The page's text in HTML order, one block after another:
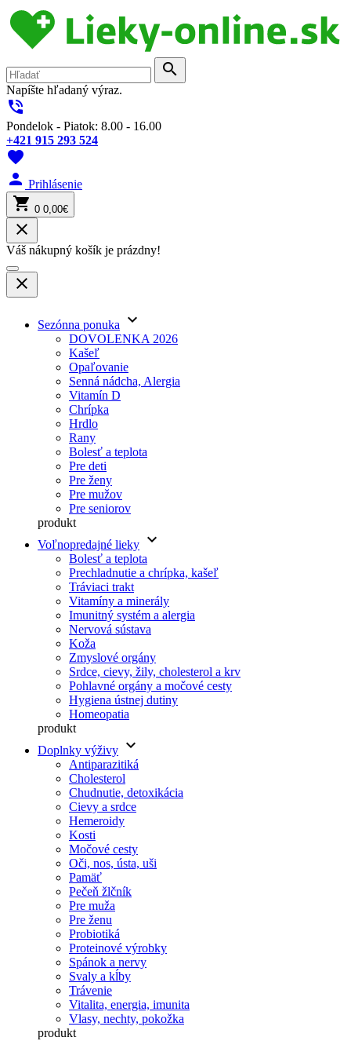
search
Napíšte hľadaný výraz.
phone_in_talk
Pondelok - Piatok: 8.00 - 16.00
+421 915 293 524
favorite
person Prihlásenie
shopping_cart 0 0,00€
close
Váš nákupný košík je prázdny!
close
Sezónna ponuka keyboard_arrow_down
DOVOLENKA 2026
Kašeľ
Opaľovanie
Senná nádcha, Alergia
Vitamín D
Chrípka
Hrdlo
Rany
Bolesť a teplota
Pre deti
Pre ženy
Pre mužov
Pre seniorov
produkt
Voľnopredajné lieky keyboard_arrow_down
Bolesť a teplota
Prechladnutie a chrípka, kašeľ
Tráviaci trakt
Vitamíny a minerály
Imunitný systém a alergia
Nervová sústava
Koža
Zmyslové orgány
Srdce, cievy, žily, cholesterol a krv
Pohlavné orgány a močové cesty
Hygiena ústnej dutiny
Homeopatia
produkt
Doplnky výživy keyboard_arrow_down
Antiparazitiká
Cholesterol
Chudnutie, detoxikácia
Cievy a srdce
Hemeroidy
Kosti
Močové cesty
Oči, nos, ústa, uši
Pamäť
Pečeň žlčník
Pre muža
Pre ženu
Probiotiká
Proteinové výrobky
Spánok a nervy
Svaly a kĺby
Trávenie
Vitalita, energia, imunita
Vlasy, nechty, pokožka
produkt